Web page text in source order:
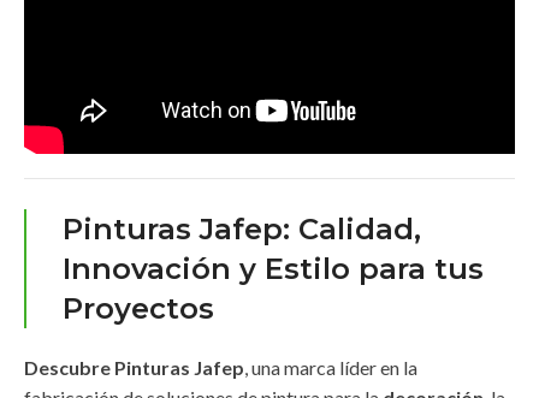
Pinturas Jafep: Calidad,
Innovación y Estilo para tus
Proyectos
Descubre Pinturas Jafep, una marca líder en la